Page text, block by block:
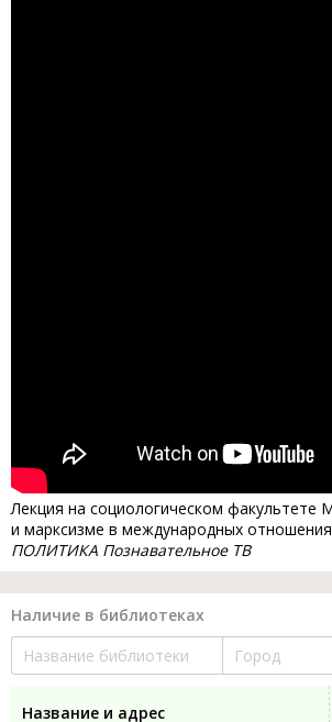
Лекция на социологическом факультете
и марксизме в международных
ПОЛИТИКА Познавательное ТВ
Наличие в библиотеках
Название и адрес